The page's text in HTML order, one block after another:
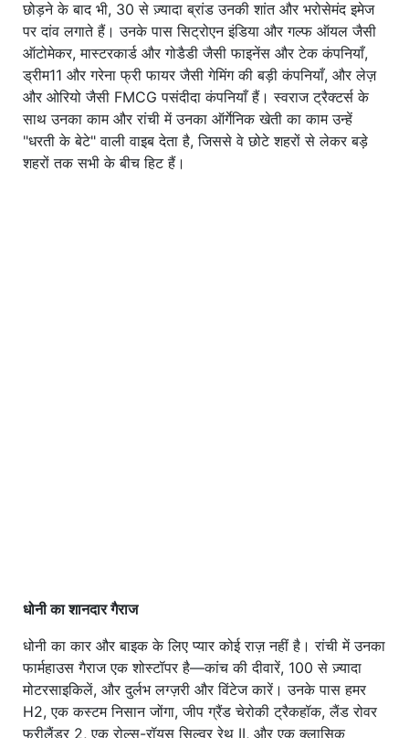
छोड़ने के बाद भी, 30 से ज़्यादा ब्रांड उनकी शांत और भरोसेमंद इमेज
पर दांव लगाते हैं। उनके पास सिट्रोएन इंडिया और गल्फ ऑयल जैसी
ऑटोमेकर, मास्टरकार्ड और गोडैडी जैसी फाइनेंस और टेक कंपनियाँ,
ड्रीम11 और गरेना फ्री फायर जैसी गेमिंग की बड़ी कंपनियाँ, और लेज़
और ओरियो जैसी FMCG पसंदीदा कंपनियाँ हैं। स्वराज ट्रैक्टर्स के
साथ उनका काम और रांची में उनका ऑर्गेनिक खेती का काम उन्हें
"धरती के बेटे" वाली वाइब देता है, जिससे वे छोटे शहरों से लेकर बड़े
शहरों तक सभी के बीच हिट हैं।
धोनी का शानदार गैराज
धोनी का कार और बाइक के लिए प्यार कोई राज़ नहीं है। रांची में उनका
फार्महाउस गैराज एक शोस्टॉपर है—कांच की दीवारें, 100 से ज़्यादा
मोटरसाइकिलें, और दुर्लभ लग्ज़री और विंटेज कारें। उनके पास हमर
H2, एक कस्टम निसान जोंगा, जीप ग्रैंड चेरोकी ट्रैकहॉक, लैंड रोवर
फ्रीलैंडर 2, एक रोल्स-रॉयस सिल्वर रेथ II, और एक क्लासिक